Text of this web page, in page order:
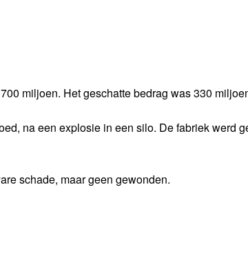
miljoen. Het geschatte bedrag was 330
na een explosie in een silo. De fabriek werd
schade, maar geen gewonden.